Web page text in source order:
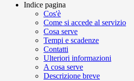
Indice pagina
Cos'è
Come si accede al servizio
Cosa serve
Tempi e scadenze
Contatti
Ulteriori informazioni
A cosa serve
Descrizione breve